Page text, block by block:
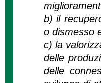
b) il
o dismesso
c) la
delle
delle